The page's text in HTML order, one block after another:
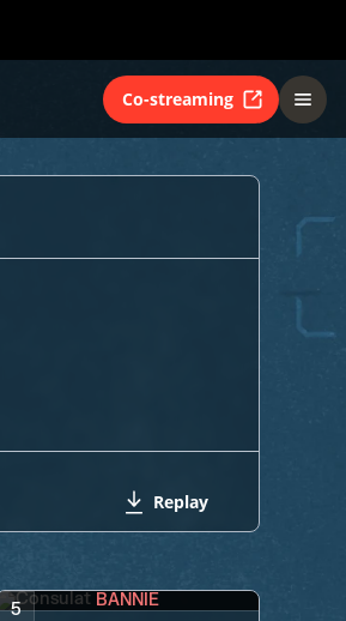
Co-streaming
Replay
5 BANNIE